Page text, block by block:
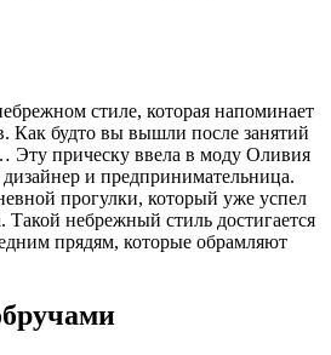
стиле, которая напоминает
Как будто вы вышли после занятий
Эту прическу ввела в моду Оливия
и предпринимательница.
прогулки, который уже успел
Такой небрежный стиль достигается
прядям, которые обрамляют